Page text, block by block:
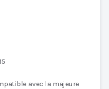
avec la majeure